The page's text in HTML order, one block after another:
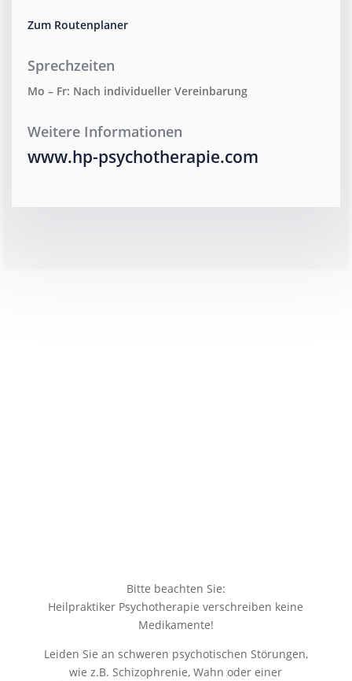
Zum Routenplaner
Sprechzeiten
Mo – Fr: Nach individueller Vereinbarung
Weitere Informationen
www.hp-psychotherapie.com
Bitte beachten Sie:
Heilpraktiker Psychotherapie verschreiben keine
Medikamente!
Leiden Sie an schweren psychotischen Störungen,
wie z.B. Schizophrenie, Wahn oder einer